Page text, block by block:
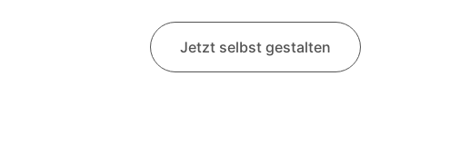
Jetzt selbst gestalten